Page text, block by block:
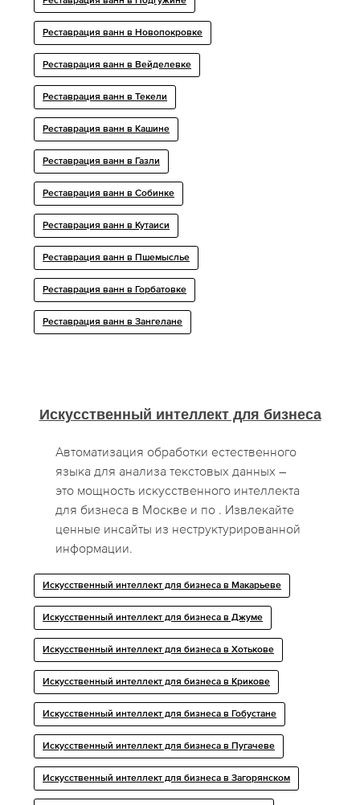
Реставрация ванн в Новопокровке
Реставрация ванн в Вейделевке
Реставрация ванн в Текели
Реставрация ванн в Кашине
Реставрация ванн в Газли
Реставрация ванн в Собинке
Реставрация ванн в Кутаиси
Реставрация ванн в Пшемыслье
Реставрация ванн в Горбатовке
Реставрация ванн в Зангелане
Искусственный интеллект для бизнеса
Автоматизация обработки естественного
языка для анализа текстовых данных –
это мощность искусственного интеллекта
для бизнеса в Москве и по . Извлекайте
ценные инсайты из неструктурированной
информации.
Искусственный интеллект для бизнеса в Макарьеве
Искусственный интеллект для бизнеса в Джуме
Искусственный интеллект для бизнеса в Хотькове
Искусственный интеллект для бизнеса в Крикове
Искусственный интеллект для бизнеса в Гобустане
Искусственный интеллект для бизнеса в Пугачеве
Искусственный интеллект для бизнеса в Загорянском